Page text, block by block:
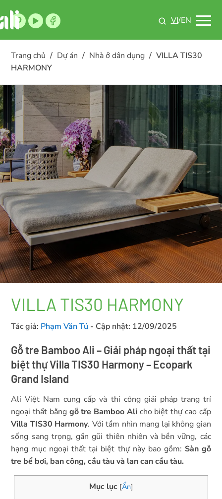
VI/EN
Trang chủ / Dự án / Nhà ở dân dụng / VILLA TIS30
HARMONY
VILLA TIS30 HARMONY
Tác giả: Phạm Văn Tú - Cập nhật: 12/09/2025
Gỗ tre Bamboo Ali – Giải pháp ngoại thất tại
biệt thự Villa TIS30 Harmony – Ecopark
Grand Island
Ali Việt Nam cung cấp và thi công giải pháp trang trí
ngoại thất bằng gỗ tre Bamboo Alicho biệt thự cao cấp
Villa TIS30 Harmony. Với tầm nhìn mang lại không gian
sống sang trọng, gần gũi thiên nhiên và bền vững, các
hạng mục ngoại thất tại biệt thự này bao gồm: Sàn gỗ
tre bể bơi, ban công, cầu tàu và lan can cầu tàu.
Mục lục [Ẩn]